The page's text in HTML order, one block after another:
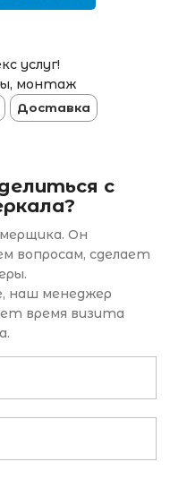
услуг!
монтаж
Доставка
с
Он
вопросам, сделает
наш менеджер
время визита